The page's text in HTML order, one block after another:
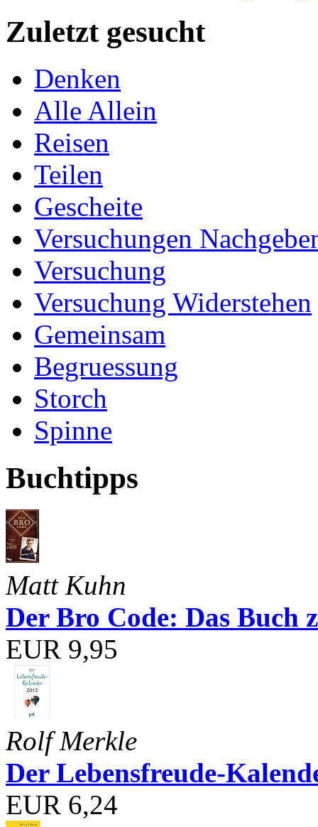
Zuletzt gesucht
Denken
Alle Allein
Reisen
Teilen
Gescheite
Versuchungen
Versuchung
Versuchung Widerstehen
Gemeinsam
Begruessung
Storch
Spinne
Buchtipps
Matt Kuhn
Der Bro Code: Das Buch
EUR 9,95
Rolf Merkle
Der Lebensfreude-
EUR 6,24